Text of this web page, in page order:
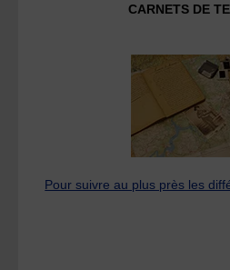
CARNETS DE
Pour suivre au plus près les